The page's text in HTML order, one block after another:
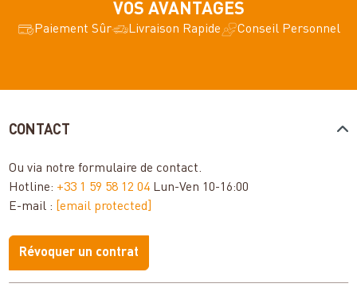
VOS AVANTAGES
Paiement Sûr Livraison Rapide Conseil Personnel
CONTACT
Ou via notreformulaire de contact.
Hotline: +33 1 59 58 12 04 Lun-Ven 10-16:00
E-mail :
[email protected]
Révoquer un contrat